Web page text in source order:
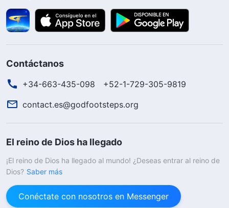
Contáctanos
+34-663-435-098
+52-1-729-305-9819
contact.es@godfootsteps.org
El reino de Dios ha llegado
¡El reino de Dios ha llegado al mundo! ¿Deseas entrar al reino de
Dios? Saber más
Conéctate con nosotros en Messenger